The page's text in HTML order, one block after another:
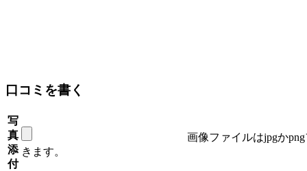
口コミを書く
写
真
添
付
画像ファイルはjpgか
きます。